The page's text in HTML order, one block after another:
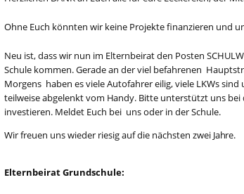
Ohne Euch könnten wir keine Projekte finanzieren und
Neu ist, dass wir nun im Elternbeiratden Posten SCHU
Schule kommen. Gerade an der viel befahrenen
Morgens haben es viele Autofahrer eilig,viele LKWs sind
teilweise abgelenkt vom Handy. Bitte unterstützt uns bei
investieren. Meldet Euch bei uns oder in der Schule.
Wir freuen uns wieder riesig auf die nächsten zwei Jahre.
ElternbeiratGrundschule: